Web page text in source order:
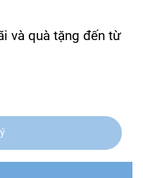
và quà tặng đến từ